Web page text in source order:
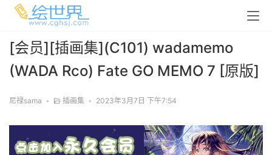
[会员][插画集](C101) wadamemo
(WADA Rco) Fate GO MEMO 7 [原版]
尼禄sama • 插画集 • 2023年3月7日 下午7:54